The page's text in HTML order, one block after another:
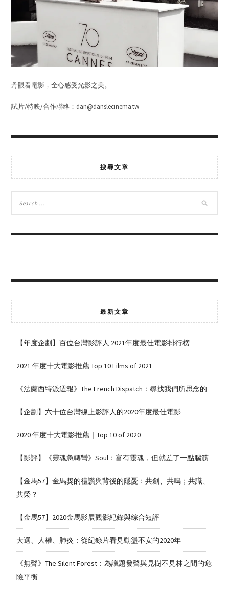
丹眼看電影，全心感受光影之美。
試片/特映/合作聯絡：dan@danslecinema.tw
搜尋文章
最新文章
【年度企劃】百位台灣影評人 2021年度最佳電影排行榜
2021 年度十大電影推薦 Top 10 Films of 2021
《法蘭西特派週報》The French Dispatch：尋找我們所思念的
【企劃】六十位台灣線上影評人的2020年度最佳電影
2020 年度十大電影推薦｜Top 10 of 2020
【影評】《靈魂急轉彎》Soul：富有靈魂，但就差了一點腦筋
【金馬57】金馬獎的禮讚與背後的隱憂：共創、共鳴；共識、
共榮？
【金馬57】2020金馬影展觀影紀錄與綜合短評
大選、人權、肺炎：從紀錄片看見動盪不安的2020年
《無聲》The Silent Forest：為議題發聲與見樹不見林之間的危
險平衡